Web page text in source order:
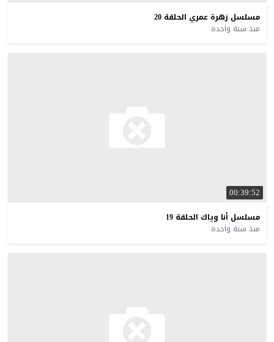
مسلسل زهرة عمري الحلقة 20
منذ سنة واحدة
00:39:52
مسلسل أنا وياك الحلقة 19
منذ سنة واحدة